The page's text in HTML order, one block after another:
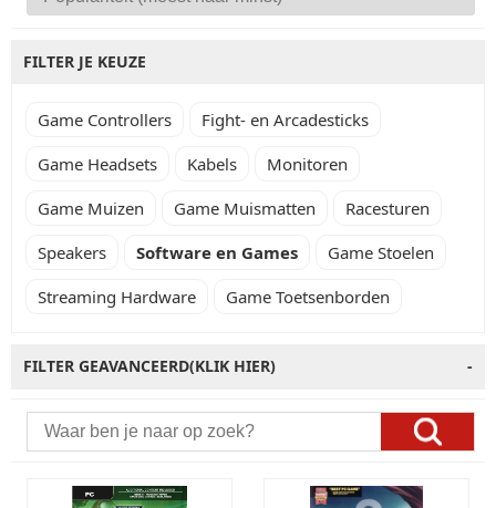
FILTER JE KEUZE
Game Controllers
Fight- en Arcadesticks
Game Headsets
Kabels
Monitoren
Game Muizen
Game Muismatten
Racesturen
Speakers
Software en Games
Game Stoelen
Streaming Hardware
Game Toetsenborden
FILTER GEAVANCEERD(KLIK HIER) -